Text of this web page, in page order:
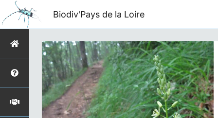
Biodiv'Pays de la Loire